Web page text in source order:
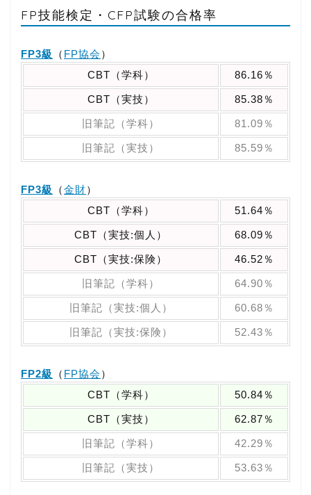
FP技能検定・CFP試験の合格率
FP3級 （ FP協会 ）
CBT（学科）
86.16％
CBT（実技） 85.38％
旧筆記（学科） 81.09％
旧筆記（実技） 85.59％
FP3級 （金財）
CBT（学科）
51.64％
CBT（実技:個人） 68.09％
CBT（実技:保険） 46.52％
旧筆記（学科） 64.90％
旧筆記（実技:個人） 60.68％
旧筆記（実技:保険） 52.43％
FP2級 （ FP協会 ）
CBT（学科）
50.84％
CBT（実技） 62.87％
旧筆記（学科） 42.29％
旧筆記（実技） 53.63％